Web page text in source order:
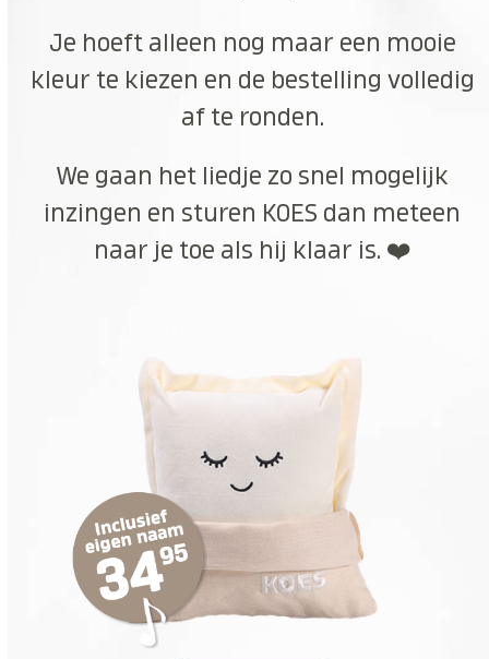
Je hoeft alleen nog maar een mooie
kleur te kiezen en de bestelling volledig
af te ronden.
We gaan het liedje zo snel mogelijk
inzingen en sturen KOES dan meteen
naar je toe als hij klaar is. ❤️